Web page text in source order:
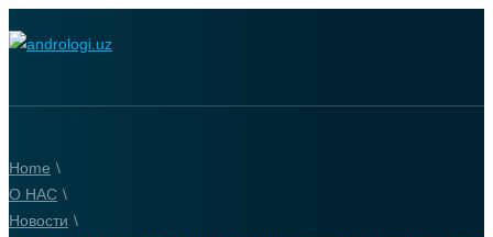
Home \
О НАС \
Новости \